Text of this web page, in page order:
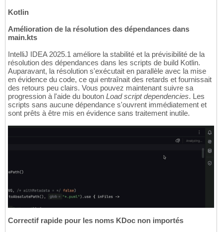
Kotlin
Amélioration de la résolution des dépendances dans
main.kts
IntelliJ IDEA 2025.1 améliore la stabilité et la prévisibilité de la
résolution des dépendances dans les scripts de build Kotlin.
Auparavant, la résolution s'exécutait en parallèle avec la mise
en évidence du code, ce qui entraînait des retards et fournissait
des retours peu clairs. Vous pouvez maintenant suivre sa
progression à l'aide du bouton Load script dependencies. Les
scripts sans aucune dépendance s'ouvrent immédiatement et
sont prêts à être mis en évidence sans traitement inutile.
Correctif rapide pour les noms KDoc non importés